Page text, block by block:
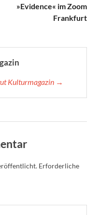
»Evidence« im Zoom
Frankfurt
Kulturmagazin →
Erforderliche